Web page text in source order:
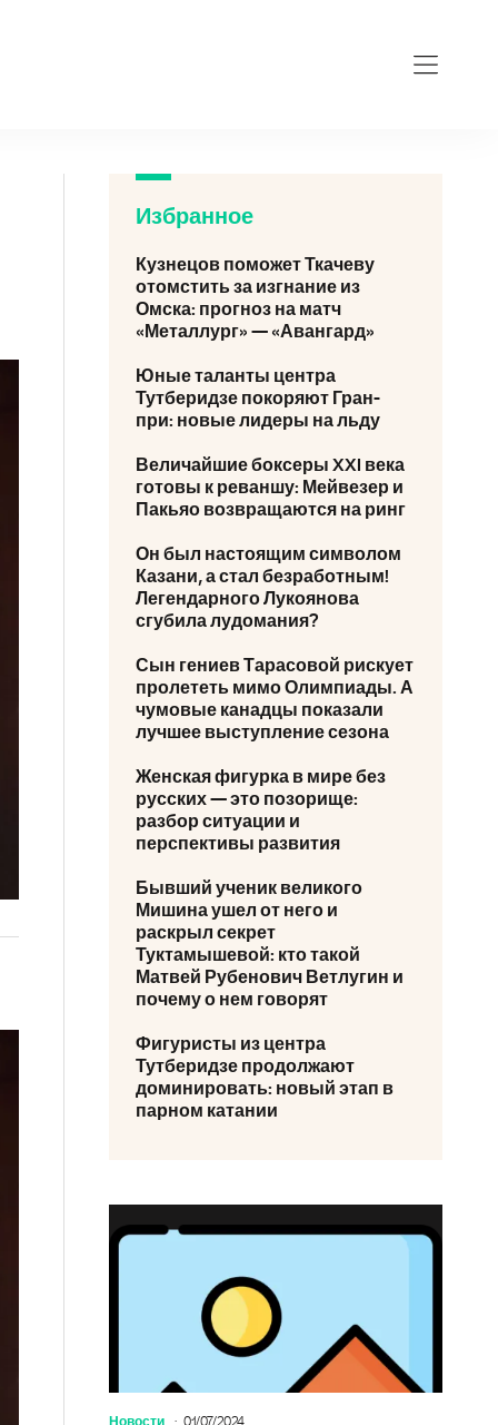
Избранное
Кузнецов поможет Ткачеву
отомстить за изгнание из
Омска: прогноз на матч
«Металлург» — «Авангард»
Юные таланты центра
Тутберидзе покоряют Гран-
при: новые лидеры на льду
Величайшие боксеры XXI века
готовы к реваншу: Мейвезер и
Пакьяо возвращаются на ринг
Он был настоящим символом
Казани, а стал безработным!
Легендарного Лукоянова
сгубила лудомания?
Сын гениев Тарасовой рискует
пролететь мимо Олимпиады. А
чумовые канадцы показали
лучшее выступление сезона
Женская фигурка в мире без
русских — это позорище:
разбор ситуации и
перспективы развития
Бывший ученик великого
Мишина ушел от него и
раскрыл секрет
Туктамышевой: кто такой
Матвей Рубенович Ветлугин и
почему о нем говорят
Фигуристы из центра
Тутберидзе продолжают
доминировать: новый этап в
парном катании
Новости 01/07/2024